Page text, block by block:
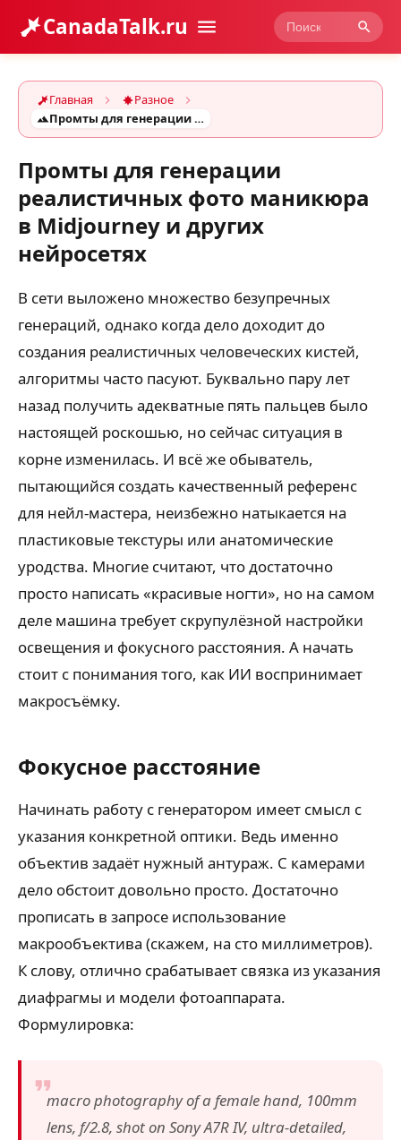
CanadaTalk.ru
Главная
Разное
Промты для генерации реалистичных фото маникюра в Midjourney и других нейросетях
Промты для генерации
реалистичных фото маникюра
в Midjourney и других
нейросетях
В сети выложено множество безупречных
генераций, однако когда дело доходит до
создания реалистичных человеческих кистей,
алгоритмы часто пасуют. Буквально пару лет
назад получить адекватные пять пальцев было
настоящей роскошью, но сейчас ситуация в
корне изменилась. И всё же обыватель,
пытающийся создать качественный референс
для нейл-мастера, неизбежно натыкается на
пластиковые текстуры или анатомические
уродства. Многие считают, что достаточно
просто написать «красивые ногти», но на самом
деле машина требует скрупулёзной настройки
освещения и фокусного расстояния. А начать
стоит с понимания того, как ИИ воспринимает
макросъёмку.
Фокусное расстояние
Начинать работу с генератором имеет смысл с
указания конкретной оптики. Ведь именно
объектив задаёт нужный антураж. С камерами
дело обстоит довольно просто. Достаточно
прописать в запросе использование
макрообъектива (скажем, на сто миллиметров).
К слову, отлично срабатывает связка из указания
диафрагмы и модели фотоаппарата.
Формулировка:
macro photography of a female hand, 100mm
lens, f/2.8, shot on Sony A7R IV, ultra-detailed,